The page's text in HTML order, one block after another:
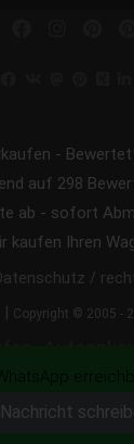
-
auf 298
ab - sofort
kaufen Ihren
/
| Copyright © 2005 -